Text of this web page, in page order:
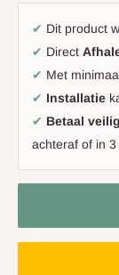
✔ Dit product
✔ Direct
✔ Met
✔ Installatie
✔ Betaal veilig
achteraf of in 3